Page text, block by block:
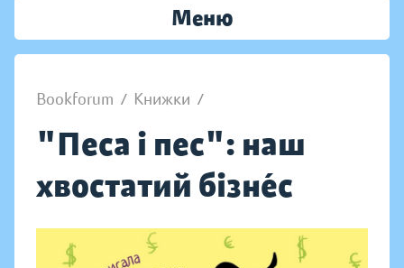
Меню
Bookforum / Книжки /
"Песа і пес": наш
хвостатий бізнéс